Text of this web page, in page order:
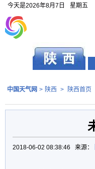
今天是2026年8月7日 星期五
中国天气网 > 陕西 > 陕西首页
2018-06-02 08:38:46 来源：